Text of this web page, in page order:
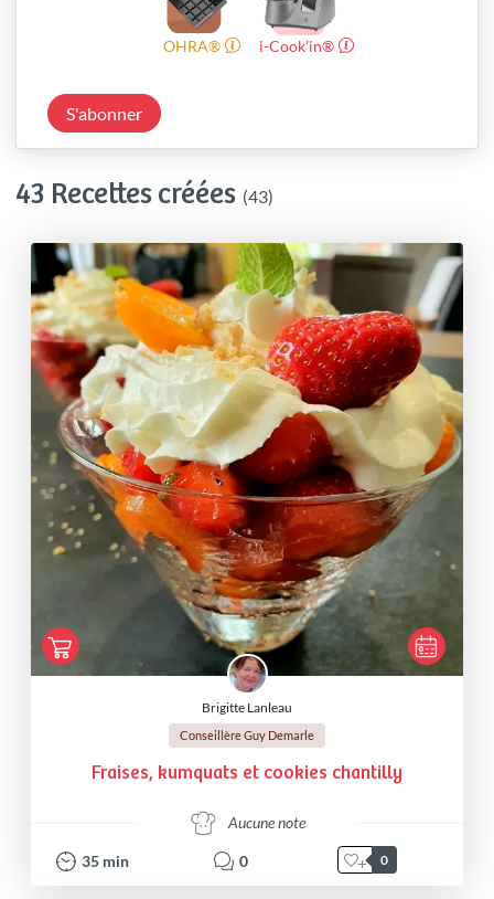
OHRA® i-Cook’in®
S'abonner
43 Recettes créées (43)
Brigitte Lanleau
Conseillère Guy Demarle
Fraises, kumquats et cookies chantilly
Aucune note
35 min 0 0